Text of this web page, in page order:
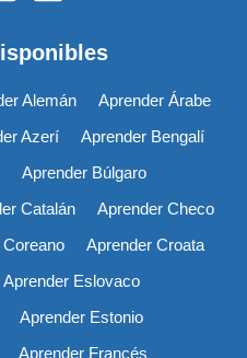
Alemán
Aprender Árabe
Azerí
Aprender Bengalí
Aprender Búlgaro
Catalán
Aprender Checo
Aprender Croata
Aprender Eslovaco
Aprender Estonio
Aprender Francés